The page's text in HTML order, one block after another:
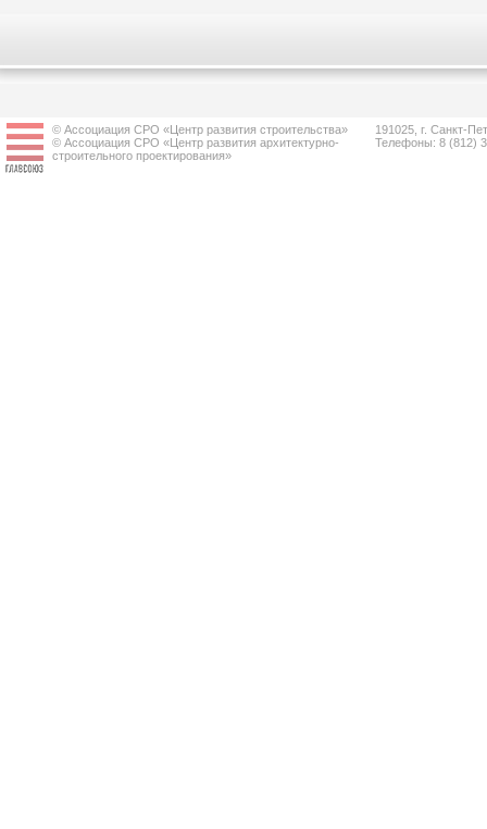
© Ассоциация СРО «Центр развития строительства»
© Ассоциация СРО «Центр развития архитектурно-
строительного проектирования»
191025, г. Санкт-
Телефоны: 8 (812)